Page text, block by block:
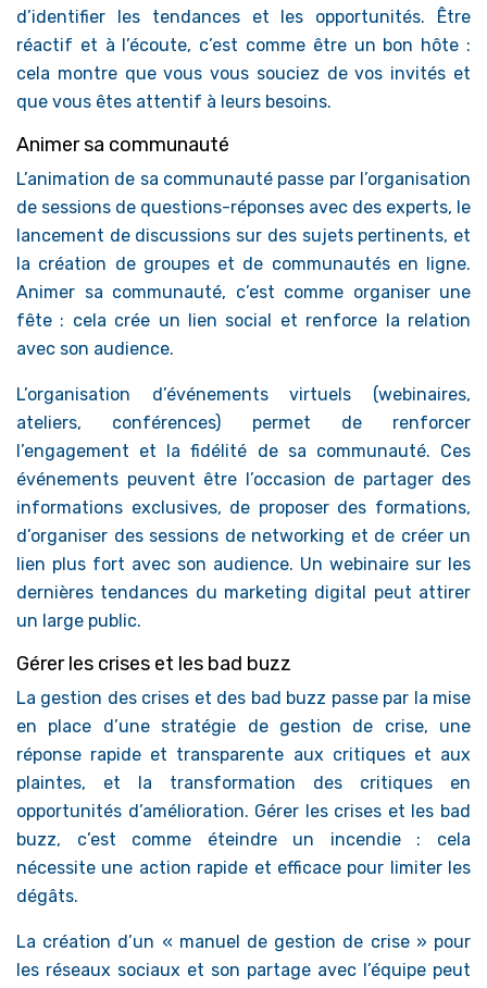
d’identifier les tendances et les opportunités. Être
réactif et à l’écoute, c’est comme être un bon hôte :
cela montre que vous vous souciez de vos invités et
que vous êtes attentif à leurs besoins.
Animer sa communauté
L’animation de sa communauté passe par l’organisation
de sessions de questions-réponses avec des experts, le
lancement de discussions sur des sujets pertinents, et
la création de groupes et de communautés en ligne.
Animer sa communauté, c’est comme organiser une
fête : cela crée un lien social et renforce la relation
avec son audience.
L’organisation d’événements virtuels (webinaires,
ateliers, conférences) permet de renforcer
l’engagement et la fidélité de sa communauté. Ces
événements peuvent être l’occasion de partager des
informations exclusives, de proposer des formations,
d’organiser des sessions de networking et de créer un
lien plus fort avec son audience. Un webinaire sur les
dernières tendances du marketing digital peut attirer
un large public.
Gérer les crises et les bad buzz
La gestion des crises et des bad buzz passe par la mise
en place d’une stratégie de gestion de crise, une
réponse rapide et transparente aux critiques et aux
plaintes, et la transformation des critiques en
opportunités d’amélioration. Gérer les crises et les bad
buzz, c’est comme éteindre un incendie : cela
nécessite une action rapide et efficace pour limiter les
dégâts.
La création d’un « manuel de gestion de crise » pour
les réseaux sociaux et son partage avec l’équipe peut